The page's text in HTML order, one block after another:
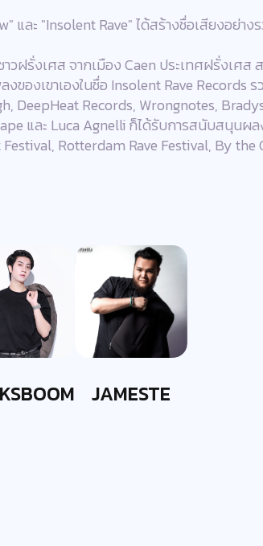
ละ "Insolent Rave" ได้สร้างชื่อเสียงอย่าง
วฝรั่งเศส จากเมือง Caen ประเทศฝรั่งเศ
องเขาเองในชื่อ Insolent Rave Records
DeepHeat Records, Wrongnotes,
และ Luca Agnelli ก็ได้รับการสนับสนุนผล
Rotterdam Rave Festival, By
JAMESTE